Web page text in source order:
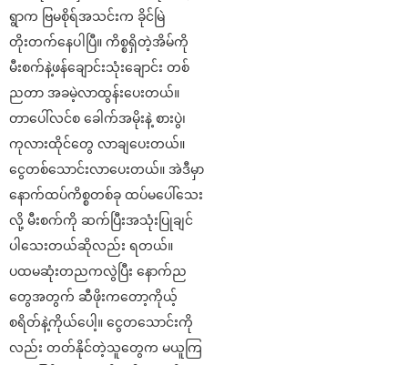
ရွာက ဗြမစိုရ်အသင်းက ခိုင်မြဲ
တိုးတက်နေပါပြီ။ ကိစ္စရှိတဲ့အိမ်ကို
မီးစက်နဲ့ဖန်ချောင်းသုံးချောင်း တစ်
ညတာ အခမဲ့လာထွန်းပေးတယ်။
တာပေါ်လင်စ ခေါက်အမိုးနဲ့ စားပွဲ၊
ကုလားထိုင်တွေ လာချပေးတယ်။
ငွေတစ်သောင်းလာပေးတယ်။ အဲဒီမှာ
နောက်ထပ်ကိစ္စတစ်ခု ထပ်မပေါ်သေး
လို့ မီးစက်ကို ဆက်ပြီးအသုံးပြုချင်
ပါသေးတယ်ဆိုလည်း ရတယ်။
ပထမဆုံးတညကလွဲပြီး နောက်ည
တွေအတွက် ဆီဖိုးကတော့ကိုယ့်
စရိတ်နဲ့ကိုယ်ပေါ့။ ငွေတသောင်းကို
လည်း တတ်နိုင်တဲ့သူတွေက မယူကြ